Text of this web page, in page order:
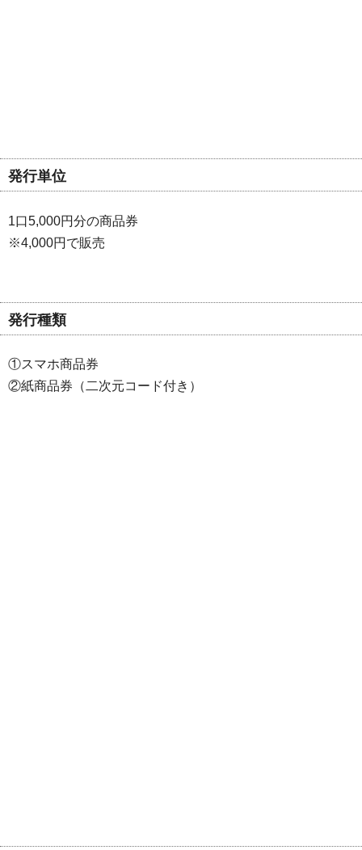
発行単位
1口5,000円分の商品券
※4,000円で販売
発行種類
①スマホ商品券
②紙商品券（二次元コード付き）